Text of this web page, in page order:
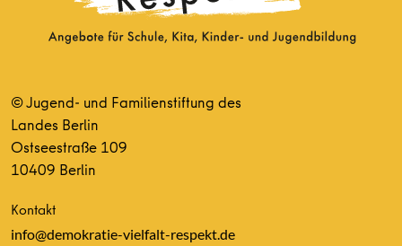
© Jugend- und Familienstiftung des
Landes Berlin
Ostseestraße 109
10409 Berlin
Kontakt
info@demokratie-vielfalt-respekt.de